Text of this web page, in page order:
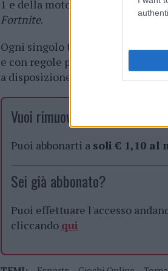
1 e della moto GP, o i
Fortnite.
Ogni singolo torneo, disputato
e con regole precise, prevede
a disposizione del giocatore
Vuoi rimuovere le pubblicità
Puoi abbonarti a soli € 1,10 al
Sei già abbonato?
Puoi effettuare l'accesso
cliccando qui